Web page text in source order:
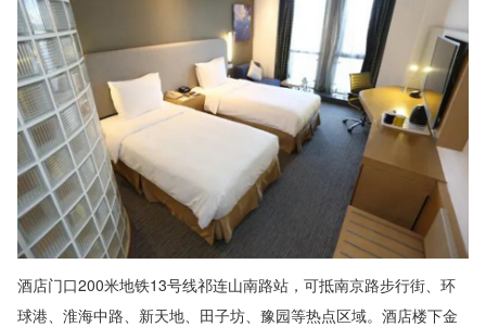
酒店门口200米地铁13号线祁连山南路站，可抵南京路步行街、环
球港、淮海中路、新天地、田子坊、豫园等热点区域。酒店楼下金